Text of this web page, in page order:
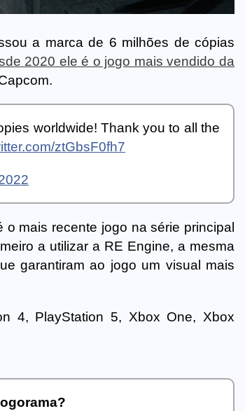
a marca de 6 milhões de cópias
2020 ele é o jogo mais vendido da
worldwide! Thank you to all the
ztGbsF0fh7
mais recente jogo na série principal
a utilizar a RE Engine, a mesma
garantiram ao jogo um visual mais
4, PlayStation 5, Xbox One, Xbox